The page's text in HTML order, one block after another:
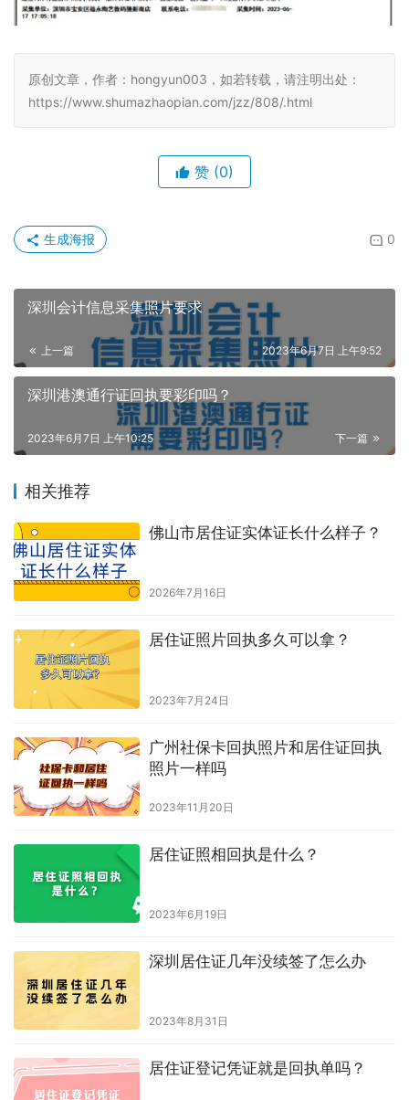
原创文章，作者：hongyun003，如若转载，请注明出处：
https://www.shumazhaopian.com/jzz/808/.html
赞 (0)
0
生成海报
深圳会计信息采集照片要求
上一篇 2023年6月7日 上午9:52
深圳港澳通行证回执要彩印吗？
下一篇
2023年6月7日 上午10:25
相关推荐
佛山市居住证实体证长什么样子？
2026年7月16日
居住证照片回执多久可以拿？
2023年7月24日
广州社保卡回执照片和居住证回执
照片一样吗
2023年11月20日
居住证照相回执是什么？
2023年6月19日
深圳居住证几年没续签了怎么办
2023年8月31日
居住证登记凭证就是回执单吗？